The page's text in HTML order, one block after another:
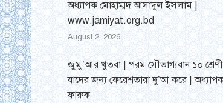
অধ্যাপক মোহাম্মদ আসাদুল ইসলাম |
www.jamiyat.org.bd
August 2, 2026
জুমু’আর খুতবা | পরম সৌভাগ্যবান ১০
যাদের জন্য ফেরেশতারা দু’আ করে |
ফারুক